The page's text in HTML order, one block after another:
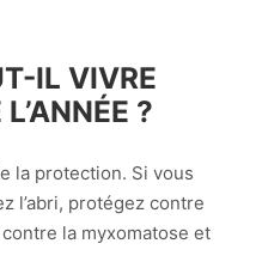
IL VIVRE
?
la protection. Si vous
l’abri, protégez contre
la myxomatose et